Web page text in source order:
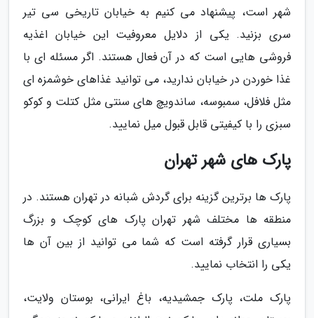
شهر است، پیشنهاد می کنیم به خیابان تاریخی سی تیر
سری بزنید. یکی از دلایل معروفیت این خیابان اغذیه
فروشی هایی است که در آن فعال هستند. اگر مسئله ای با
غذا خوردن در خیابان ندارید، می توانید غذاهای خوشمزه ای
مثل فلافل، سمبوسه، ساندویچ های سنتی مثل کتلت و کوکو
سبزی را با کیفیتی قابل قبول میل نمایید.
پارک های شهر تهران
پارک ها برترین گزینه برای گردش شبانه در تهران هستند. در
منطقه ها مختلف شهر تهران پارک های کوچک و بزرگ
بسیاری قرار گرفته است که شما می توانید از بین آن ها
یکی را انتخاب نمایید.
پارک ملت، پارک جمشیدیه، باغ ایرانی، بوستان ولایت،